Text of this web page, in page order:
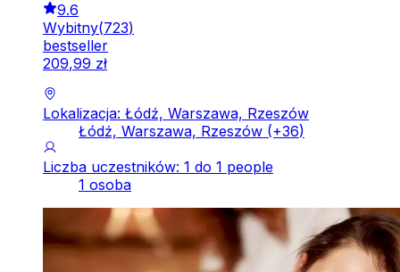
9.6
Wybitny(723)
bestseller
209,99 zł
Lokalizacja: Łódź, Warszawa, Rzeszów
Łódź, Warszawa, Rzeszów (+36)
Liczba uczestników: 1 do 1 people
1 osoba